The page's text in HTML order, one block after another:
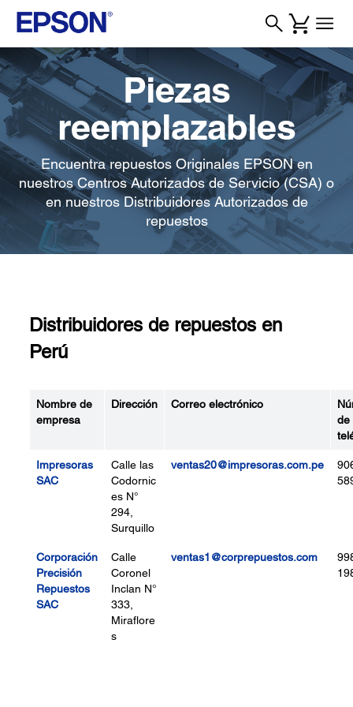
Piezas
reemplazables
Encuentra repuestos Originales EPSON en
nuestros Centros Autorizados de Servicio (CSA) o
en nuestros Distribuidores Autorizados de
repuestos
Distribuidores de repuestos en
Perú
Nombre de
empresa
Dirección Correo electrónico
de
Impresoras
SAC
Calle las
Codornic
es N°
294,
Surquillo
ventas20@impresoras.com.pe
Corporación
Precisión
Repuestos
SAC
Calle
Coronel
Inclan N°
333,
Miraflore
s
ventas1@corprepuestos.com